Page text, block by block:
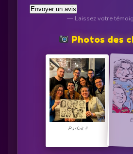
Envoyer un avis
— Laissez votre
Photos des
Parfait !!